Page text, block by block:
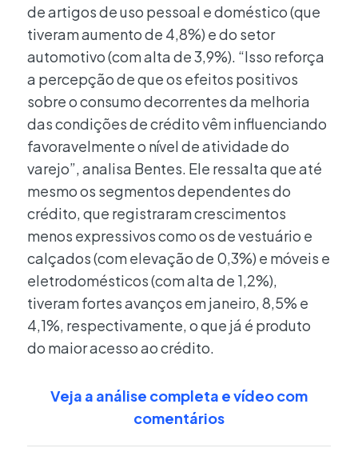
de artigos de uso pessoal e doméstico (que
tiveram aumento de 4,8%) e do setor
automotivo (com alta de 3,9%). “Isso reforça
a percepção de que os efeitos positivos
sobre o consumo decorrentes da melhoria
das condições de crédito vêm influenciando
favoravelmente o nível de atividade do
varejo”, analisa Bentes. Ele ressalta que até
mesmo os segmentos dependentes do
crédito, que registraram crescimentos
menos expressivos como os de vestuário e
calçados (com elevação de 0,3%) e móveis e
eletrodomésticos (com alta de 1,2%),
tiveram fortes avanços em janeiro, 8,5% e
4,1%, respectivamente, o que já é produto
do maior acesso ao crédito.
Veja a análise completa e vídeo com
comentários